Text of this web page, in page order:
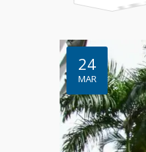
24
MAR